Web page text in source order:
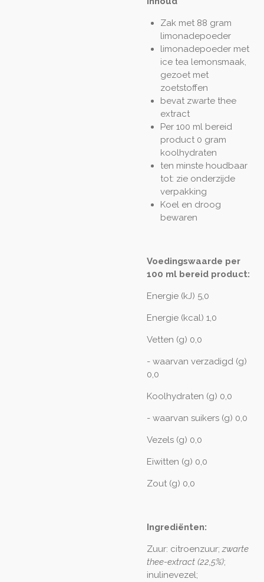
Zak met 88 gram
limonadepoeder
limonadepoeder met
ice tea lemonsmaak,
gezoet met
zoetstoffen
bevat zwarte thee
extract
Per 100 ml bereid
product 0 gram
koolhydraten
ten minste houdbaar
tot: zie onderzijde
verpakking
Koel en droog
bewaren
Voedingswaarde per
100 ml bereid product:
Energie (kJ) 5,0
Energie (kcal) 1,0
Vetten (g) 0,0
- waarvan verzadigd (g)
0,0
Koolhydraten (g) 0,0
- waarvan suikers (g) 0,0
Vezels (g) 0,0
Eiwitten (g) 0,0
Zout (g) 0,0
Ingrediënten:
Zuur: citroenzuur; zwarte
thee-extract (22,5%);
inulinevezel;